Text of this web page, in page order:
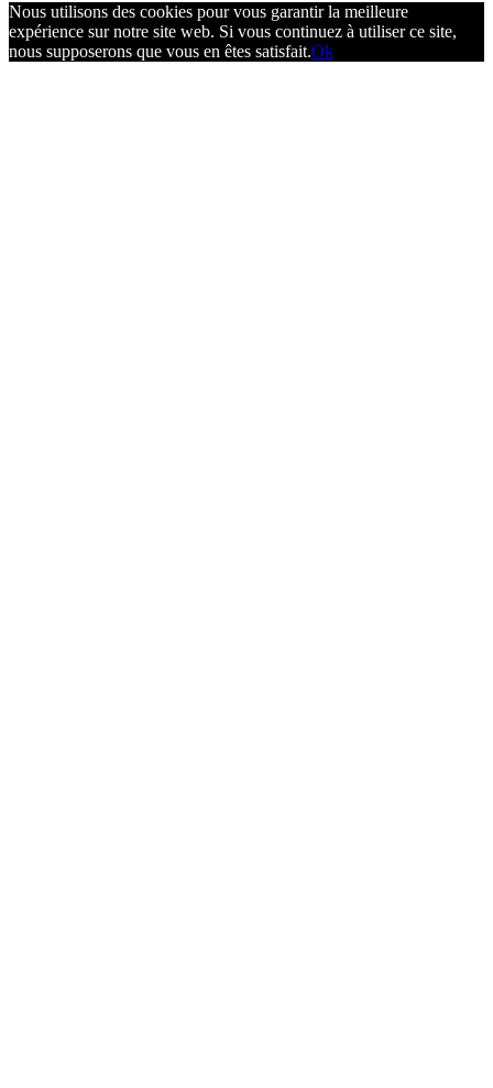
Nous utilisons des cookies pour vous garantir la meilleure
expérience sur notre site web. Si vous continuez à utiliser ce site,
nous supposerons que vous en êtes satisfait.Ok